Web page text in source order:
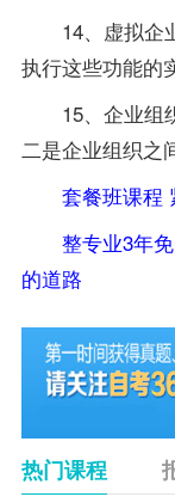
14、虚拟企业
执行这些功能的
15、企业组织
二是企业组织之
套餐班课程
整专业3年
的道路
热门课程